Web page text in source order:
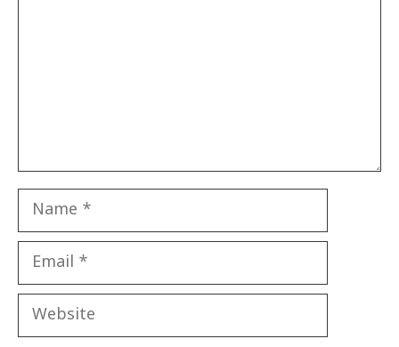
Name
Email
Website